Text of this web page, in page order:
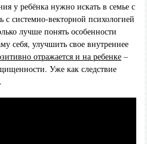
у ребёнка нужно искать в семье с
с системно-векторной психологией
лучше понять особенности
себя, улучшить свое внутреннее
отражается и на ребенке–
Уже как следствие